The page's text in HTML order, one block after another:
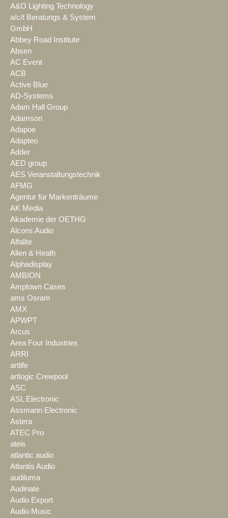
A&O Lighting Technology
a/c/t Beratungs & System
GmbH
Abbey Road Institute
Absen
AC Event
ACB
Active Blue
AD-Systems
Adam Hall Group
Adamson
Adapoe
Adapteo
Adder
AED group
AES Veranstaltungstechnik
AFMG
Agentur für Markenträume
AK Media
Akademie der OETHG
Alcons Audio
Alfalite
Allen & Heath
Alphadisplay
AMBION
Amptown Cases
ams Osram
AMX
APWPT
Arcus
Area Four Industries
ARRI
artlife
artlogic Crewpool
ASC
ASL Electronic
Assmann Electronic
Astera
ATEC Pro
ateis
atlantic audio
Atlantis Audio
audiluma
Audinate
Audio Export
Audio Music